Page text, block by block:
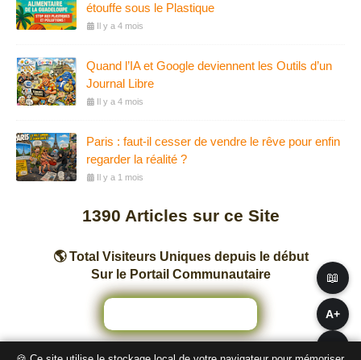
A+
📖
étouffe sous le Plastique
Il y a 4 mois
Quand l’IA et Google deviennent les Outils d’un
Journal Libre
Il y a 4 mois
Paris : faut-il cesser de vendre le rêve pour enfin
regarder la réalité ?
Il y a 1 mois
1390 Articles sur ce Site
🌎 Total Visiteurs Uniques depuis le début
Sur le Portail Communautaire